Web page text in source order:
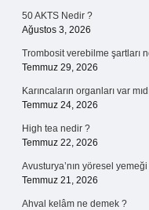
50 AKTS Nedir ?
Ağustos 3, 2026
Trombosit verebilme şartları
Temmuz 29, 2026
Karıncaların organları var
Temmuz 24, 2026
High tea nedir ?
Temmuz 22, 2026
Avusturya’nın yöresel
Temmuz 21, 2026
Ahval kelâm ne demek ?